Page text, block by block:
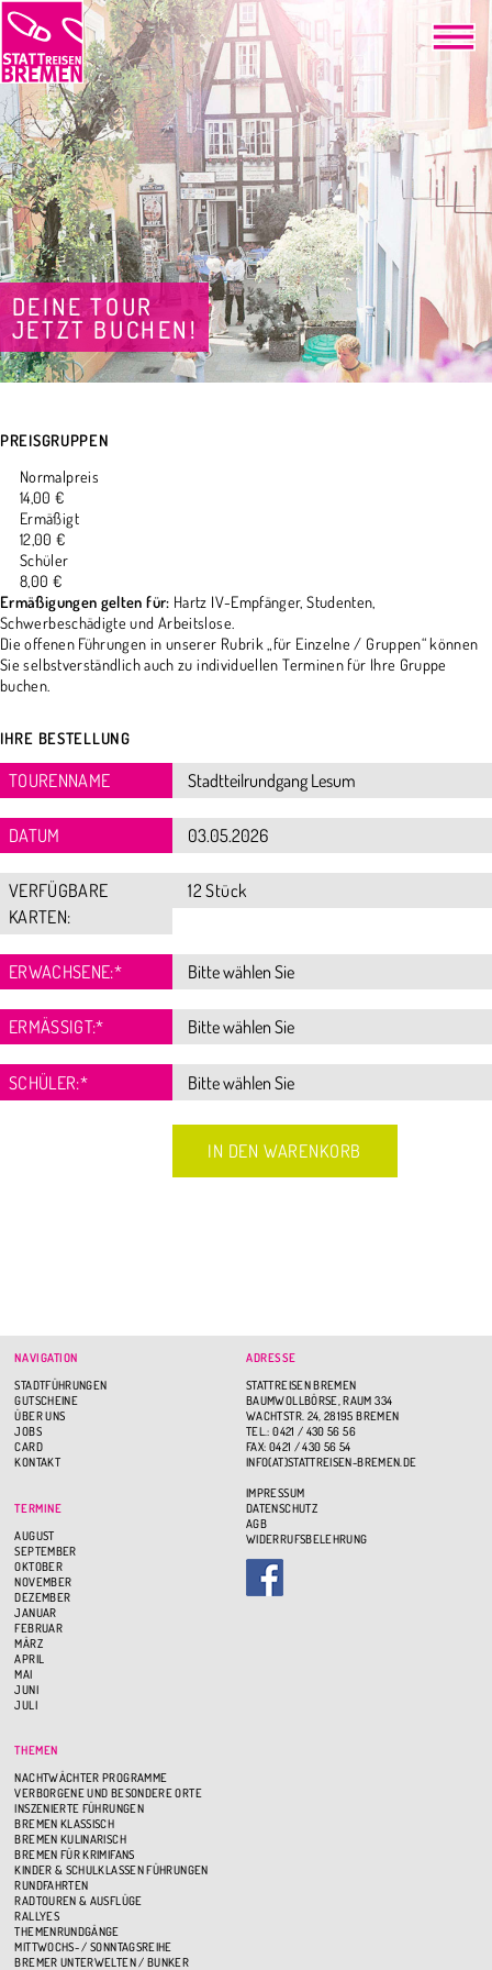
DEINE TOUR
JETZT BUCHEN!
PREISGRUPPEN
Normalpreis
14,00 €
Ermäßigt
12,00 €
Schüler
8,00 €
Ermäßigungen gelten für: Hartz IV-Empfänger, Studenten,
Schwerbeschädigte und Arbeitslose.
Die offenen Führungen in unserer Rubrik „für Einzelne / Gruppen“ können
Sie selbstverständlich auch zu individuellen Terminen für Ihre Gruppe
buchen.
IHRE BESTELLUNG
TOURENNAME
DATUM
VERFÜGBARE
KARTEN:
12 Stück
ERWACHSENE:*
ERMÄSSIGT:*
SCHÜLER:*
NAVIGATION
STADTFÜHRUNGEN
GUTSCHEINE
ÜBER UNS
JOBS
CARD
KONTAKT
TERMINE
AUGUST
SEPTEMBER
OKTOBER
NOVEMBER
DEZEMBER
JANUAR
FEBRUAR
MÄRZ
APRIL
MAI
JUNI
JULI
THEMEN
NACHTWÄCHTER PROGRAMME
VERBORGENE UND BESONDERE ORTE
INSZENIERTE FÜHRUNGEN
BREMEN KLASSISCH
BREMEN KULINARISCH
BREMEN FÜR KRIMIFANS
KINDER & SCHULKLASSEN FÜHRUNGEN
RUNDFAHRTEN
RADTOUREN & AUSFLÜGE
RALLYES
THEMENRUNDGÄNGE
MITTWOCHS- / SONNTAGSREIHE
BREMER UNTERWELTEN / BUNKER
ADRESSE
STATTREISEN BREMEN
BAUMWOLLBÖRSE, RAUM 334
WACHTSTR. 24, 28195 BREMEN
TEL.: 0421 / 430 56 56
FAX: 0421 / 430 56 54
INFO(AT)STATTREISEN-BREMEN.DE
IMPRESSUM
DATENSCHUTZ
AGB
WIDERRUFSBELEHRUNG